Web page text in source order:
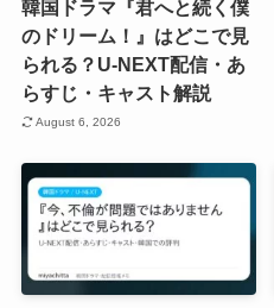
韓国ドラマ『君へと続く僕
のドリーム！』はどこで見
られる？U-NEXT配信・あ
らすじ・キャスト解説
August 6, 2026